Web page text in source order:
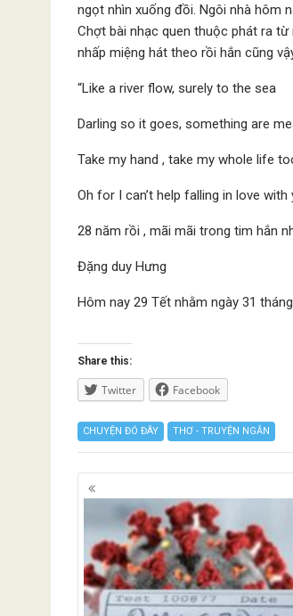
ngọt nhìn xuống đồi. Ngôi nhà hôm
Chợt bài nhạc quen thuộc phát ra từ
nhấp miệng hát theo rồi hắn cũng
“Like a river flow, surely to the sea
Darling so it goes, something are
Take my hand , take my whole life
Oh for I can’t help falling in love with
28 năm rồi , mãi mãi trong tim hắn
Đặng duy Hưng
Hôm nay 29 Tết nhằm ngày 31
Share this:
Twitter Facebook
CHUYỆN ĐÓ ĐÂY THƠ - TRUYỆN NGẮN
Posts
navigation